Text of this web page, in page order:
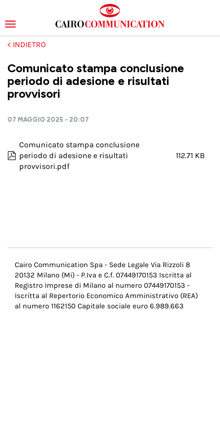
Salta
contenuto
principale
Toggle
navigation
Comunicato stampa conclusione
periodo di adesione e risultati
provvisori
07 MAGGIO 2025 - 20:07
Comunicato stampa conclusione
periodo di adesione e risultati
provvisori.pdf
112.71 KB
Menu
Pie
di
pagina
Cairo Communication Spa - Sede Legale Via Rizzoli 8
20132 Milano (Mi) - P.Iva e C.f. 07449170153 Iscritta al
Registro Imprese di Milano al numero 07449170153 -
Iscritta al Repertorio Economico Amministrativo (REA)
al numero 1162150 Capitale sociale euro 6.989.663